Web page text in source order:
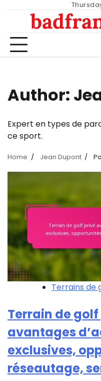
Author:
Expert en types de
ce sport.
Home Jean Dupont
Terrains de
Terrain de
avantages
exclusives,
réseautage,